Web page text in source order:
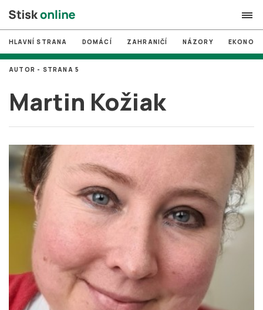
search
# MUNI
# Brno
# volby
login PŘIHLÁSIT SE
Zapomněli jste heslo?
Založit nový účet
HLAVNÍ STRANA DOMÁCÍ ZAHRANIČÍ NÁZORY
Martin Kožiak
AUTOR - STRANA 5